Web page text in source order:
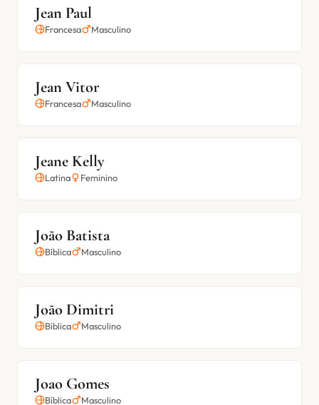
Jean Paul
Francesa Masculino
Jean Vitor
Francesa Masculino
Jeane Kelly
Latina Feminino
João Batista
Bíblica Masculino
João Dimitri
Bíblica Masculino
Joao Gomes
Bíblica Masculino